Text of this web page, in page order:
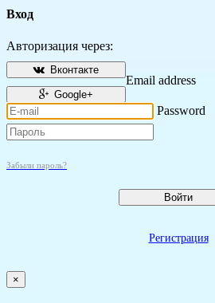
Вход
Авторизация через:
Вконтакте
Google+
Email address
Password
Забыли пароль?
Войти
Регистрация
×